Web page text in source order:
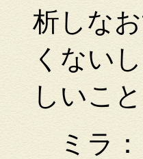
析しな
くない
しいこ
ミラ：